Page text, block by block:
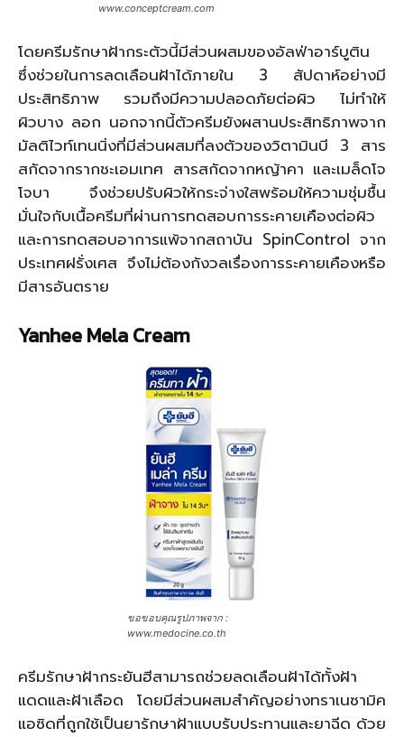
www.conceptcream.com
โดยครีมรักษาฝ้ากระตัวนี้มีส่วนผสมของอัลฟ่าอาร์บูติน
ซึ่งช่วยในการลดเลือนฝ้าได้ภายใน 3 สัปดาห์อย่างมี
ประสิทธิภาพ รวมถึงมีความปลอดภัยต่อผิว ไม่ทำให้
ผิวบาง ลอก นอกจากนี้ตัวครีมยังผสานประสิทธิภาพจาก
มัลติไวท์เทนนิ่งที่มีส่วนผสมที่ลงตัวของวิตามินบี 3 สาร
สกัดจากรากชะเอมเทศ สารสกัดจากหญ้าคา และเมล็ดโจ
โจบา จึงช่วยปรับผิวให้กระจ่างใสพร้อมให้ความชุ่มชื้น
มั่นใจกับเนื้อครีมที่ผ่านการทดสอบการระคายเคืองต่อผิว
และการทดสอบอาการแพ้จากสถาบัน SpinControl จาก
ประเทศฝรั่งเศส จึงไม่ต้องกังวลเรื่องการระคายเคืองหรือ
มีสารอันตราย
Yanhee Mela Cream
ขอขอบคุณรูปภาพจาก :
www.medocine.co.th
ครีมรักษาฝ้ากระยันฮีสามารถช่วยลดเลือนฝ้าได้ทั้งฝ้า
แดดและฝ้าเลือด โดยมีส่วนผสมสำคัญอย่างทราเนซามิค
แอซิดที่ถูกใช้เป็นยารักษาฝ้าแบบรับประทานและยาฉีด ด้วย